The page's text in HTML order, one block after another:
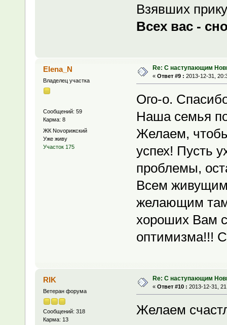
Взявших
Всех вас -
Elena_N
Владелец участка
Сообщений: 59
Карма: 8
ЖК Novoрижский
Уже живу
Участок 175
Re: С наступающим
« Ответ #9 : 2013-12-31,
Ого-о.
Наша семья
Желаем,
успех! Пусть
проблемы,
Всем живущим
желающим там
хороших Вам
оптимизма!!!
RIK
Ветеран форума
Сообщений: 318
Карма: 13
Re: С наступающим
« Ответ #10 : 2013-12-31,
Желаем